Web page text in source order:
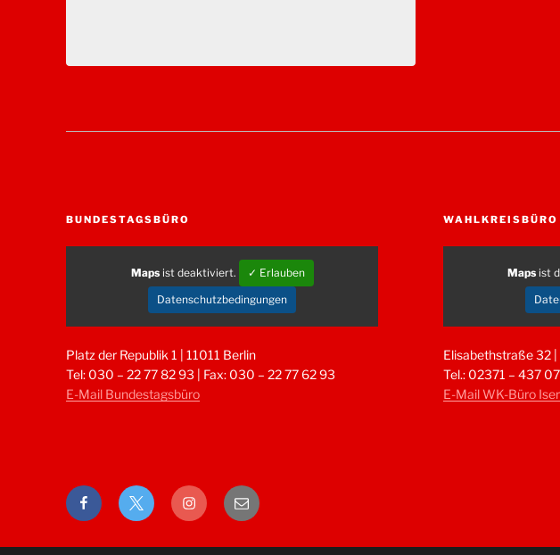
BUNDESTAGSBÜRO
Mapsist deaktiviert.
✓ Erlauben
Datenschutzbedingungen
Platz der Republik 1 | 11011 Berlin
Tel: 030 – 22 77 82 93 | Fax: 030 – 22 77 62 93
E-Mail Bundestagsbüro
WAHLKREISBÜRO
Maps ist
Elisabethstraße 32
Tel.: 02371 – 437
E-Mail WK-Büro
FacebookTwitter Instagram
E-
Mail